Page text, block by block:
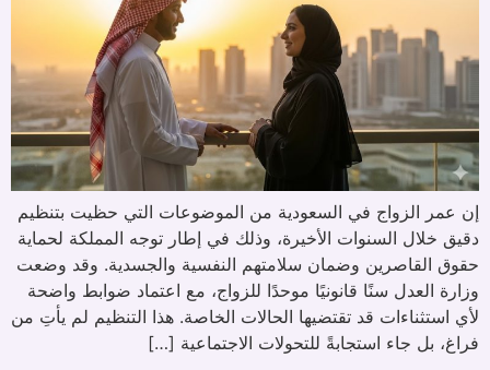
إن عمر الزواج في السعودية من الموضوعات التي حظيت بتنظيم
دقيق خلال السنوات الأخيرة، وذلك في إطار توجه المملكة لحماية
حقوق القاصرين وضمان سلامتهم النفسية والجسدية. وقد وضعت
وزارة العدل سنًا قانونيًا موحدًا للزواج، مع اعتماد ضوابط واضحة
لأي استثناءات قد تقتضيها الحالات الخاصة. هذا التنظيم لم يأتِ من
فراغ، بل جاء استجابةً للتحولات الاجتماعية […]